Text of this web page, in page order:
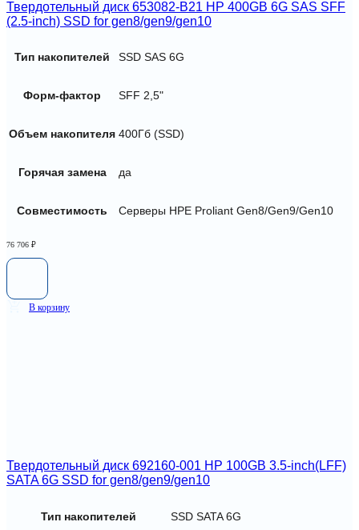
Твердотельный диск 653082-B21 HP 400GB 6G SAS SFF
(2.5-inch) SSD for gen8/gen9/gen10
Тип накопителей SSD SAS 6G
Форм-фактор SFF 2,5"
Объем накопителя 400Гб (SSD)
Горячая замена да
Совместимость Серверы HPE Proliant Gen8/Gen9/Gen10
76 706 ₽
В корзину
Твердотельный диск 692160-001 HP 100GB 3.5-inch(LFF)
SATA 6G SSD for gen8/gen9/gen10
Тип накопителей SSD SATA 6G